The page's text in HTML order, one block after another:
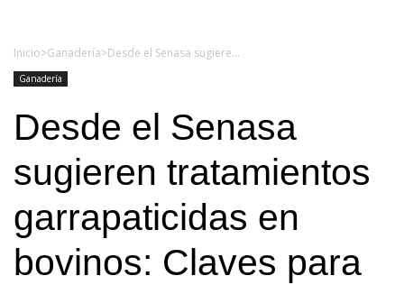
Inicio>Ganadería> Desde el Senasa sugieren tratamientos garrapaticidas en bovinos: Claves para el uso correcto del baño de inmersión
Ganadería
Desde el Senasa
sugieren tratamientos
garrapaticidas en
bovinos: Claves para